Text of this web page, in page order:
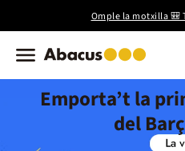
Omple la motxilla 🎒
Emporta’t la
del